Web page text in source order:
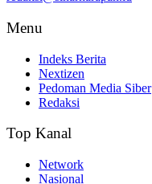
Menu
Indeks Berita
Nextizen
Pedoman Media Siber
Redaksi
Top Kanal
Network
Nasional